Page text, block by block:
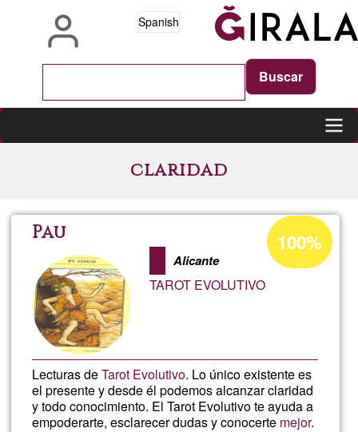
Spanish
claridad
Pau
Alicante
TAROT EVOLUTIVO
Lecturas deTarot Evolutivo. Lo único existente es
el presente y desde él podemos alcanzar claridad
y todo conocimiento. El Tarot Evolutivo te ayuda a
empoderarte, esclarecer dudas y conocerte mejor.
Porcentaje
de
aceptación
100%